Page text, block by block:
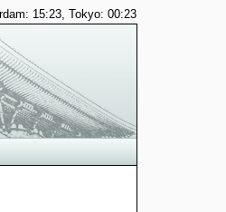
15:23, Tokyo: 00:23